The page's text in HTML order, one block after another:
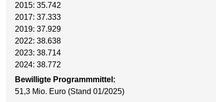
2015: 35.742
2017: 37.333
2019: 37.929
2022: 38.638
2023: 38.714
2024: 38.772
Bewilligte Programmmittel:
51,3 Mio. Euro (Stand 01/2025)